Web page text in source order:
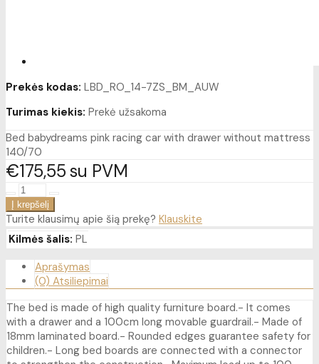
Prekės kodas: LBD_RO_14-7ZS_BM_AUW
Turimas kiekis: Prekė užsakoma
Bed babydreams pink racing car with drawer without mattress
140/70
€17555su PVM
Turite klausimų apie šią prekę? Klauskite
Kilmės šalis: PL
Aprašymas
(0) Atsiliepimai
The bed is made of high quality furniture board.- It comes
with a drawer and a 100cm long movable guardrail.- Made of
18mm laminated board.- Rounded edges guarantee safety for
children.- Long bed boards are connected with a connector